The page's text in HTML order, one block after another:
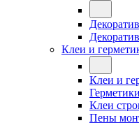
Клеи и
Клеи и
Герметики
Клеи
Пены